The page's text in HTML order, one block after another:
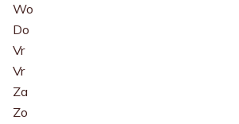
Wo
Do
Vr
Vr
Za
Zo